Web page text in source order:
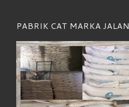
PABRIK CAT MARKA JALAN